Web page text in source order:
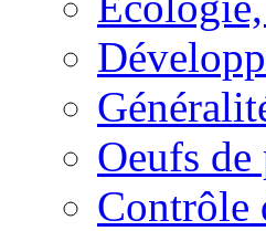
Oeufs de
Contrôle